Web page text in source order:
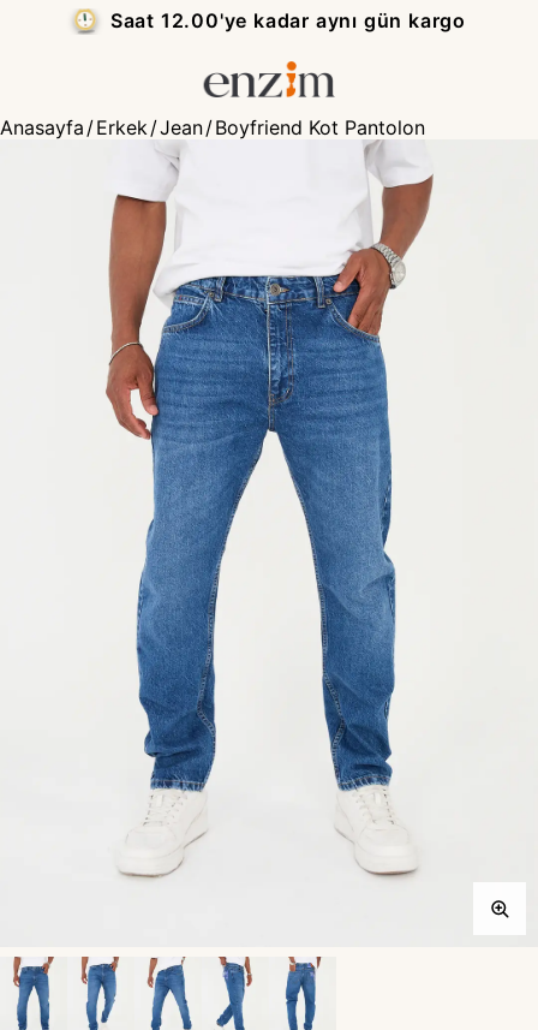
Saat 12.00'ye kadar aynı gün kargo
Anasayfa /Erkek/Jean/Boyfriend Kot Pantolon